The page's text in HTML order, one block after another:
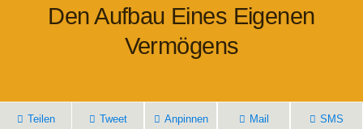
Den Auf­bau Eines Eige­nen
Vermögens
Tei­len Tweet Anpin­nen Mail SMS